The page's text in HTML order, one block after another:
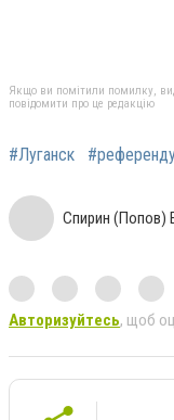
Якщо ви помітили помилку,
повідомити про це редакцію
#Луганск
Спирин (Попов)
Авторизуйтесь, щоб